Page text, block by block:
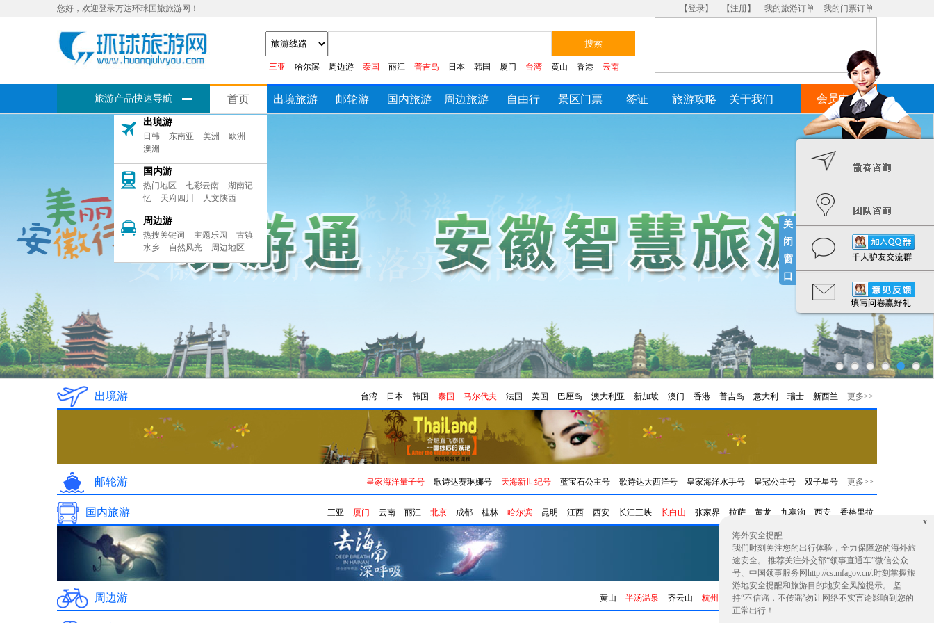
您好，欢迎登录万达环球国旅旅游网！ 【登录】 【注册】 我的旅游订单 我的门票订单
三亚 哈尔滨 周边游 泰国 丽江 普吉岛 日本 韩国 厦门 台湾 黄山 香港 云南
旅游产品快速导航 首页 出境旅游 邮轮游 国内旅游 周边旅游 自由行 景区门票 签证 旅游攻略 关于我们 会员中心
出境游
日韩 东南亚 美洲
欧洲
澳洲
国内游
热门地区 七彩云南
湖南记
忆
天府四川 人文陕西
周边游
热搜关键词 主题乐园
古镇
水乡
自然风光 周边地区
出境游 台湾 日本 韩国 泰国 马尔代夫 法国 美国 巴厘岛 澳大利亚 新加坡 澳门 香港 普吉岛 意大利 瑞士 新西兰 更多>>
邮轮游 皇家海洋量子号 歌诗达赛琳娜号 天海新世纪号 蓝宝石公主号 歌诗达大西洋号 皇家海洋水手号 皇冠公主号 双子星号 更多>>
国内旅游 三亚 厦门 云南 丽江 北京 成都 桂林 哈尔滨 昆明 江西 西安 长江三峡 长白山 张家界 拉萨 黄龙 九寨沟 西安 香格里拉
周边游 黄山 半汤温泉 齐云山 杭州 苏州 宏村 九华山 天堂寨 更多>>
x
海外安全提醒
我们时刻关注您的出行体验，全力保障您的海外旅
途安全。 推荐关注外交部“领事直通车”微信公众
号、中国领事服务网http://cs.mfagov.cn/.时刻掌握旅
游地安全提醒和旅游目的地安全风险提示。 坚
持“不信谣，不传谣’勿让网络不实言论影响到您的
正常出行！
关
闭
窗
口